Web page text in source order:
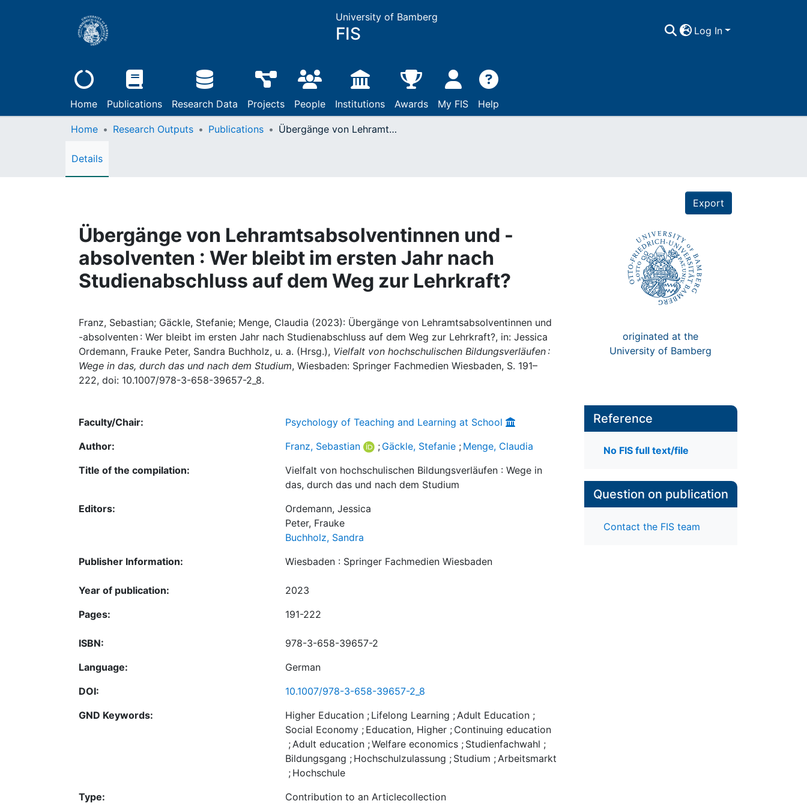
University of Bamberg
FIS Log In
Home Publications Research Data Projects People Institutions Awards My FIS Help
Home Research Outputs Publications Übergänge von Lehramtsabsolventinnen und -absolventen : Wer bleibt im ersten Jahr nach Studienabschluss auf dem Weg zur Lehrkraft?
Details
Export
Übergänge von Lehramtsabsolventinnen und -
absolventen : Wer bleibt im ersten Jahr nach
Studienabschluss auf dem Weg zur Lehrkraft?
Franz, Sebastian; Gäckle, Stefanie; Menge, Claudia (2023): Übergänge von Lehramtsabsolventinnen und
-absolventen : Wer bleibt im ersten Jahr nach Studienabschluss auf dem Weg zur Lehrkraft?, in: Jessica
Ordemann, Frauke Peter, Sandra Buchholz, u. a. (Hrsg.), Vielfalt von hochschulischen Bildungsverläufen :
Wege in das, durch das und nach dem Studium, Wiesbaden: Springer Fachmedien Wiesbaden, S. 191–
222, doi: 10.1007/978-3-658-39657-2_8.
originated at the
University of Bamberg
Faculty/Chair:
Psychology of Teaching and Learning at School
Author:
Franz, Sebastian ; Gäckle, Stefanie ; Menge, Claudia
Title of the compilation:
Vielfalt von hochschulischen Bildungsverläufen : Wege in
das, durch das und nach dem Studium
Editors:
Ordemann, Jessica
Peter, Frauke
Buchholz, Sandra
Publisher Information:
Wiesbaden : Springer Fachmedien Wiesbaden
Year of publication:
2023
Pages:
191-222
ISBN:
978-3-658-39657-2
Language:
German
DOI:
10.1007/978-3-658-39657-2_8
GND Keywords:
Higher Education ; Lifelong Learning ;Adult Education ;
Social Economy ; Education, Higher ; Continuing education
;Adult education ;Welfare economics ; Studienfachwahl ;
Bildungsgang ; Hochschulzulassung ; Studium ;Arbeitsmarkt
; Hochschule
Type:
Contribution to an Articlecollection
Reference
No FIS full text/file
Question on publication
Contact the FIS team